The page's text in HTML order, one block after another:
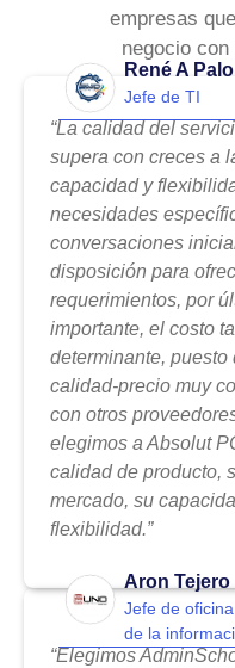
empresas
negocio
René A
Jefe de TI
“La calidad del
supera con creces a
capacidad y
necesidades
conversaciones
disposición para
requerimientos, por
importante, el costo
determinante,
calidad-precio muy
con otros
elegimos a Absolut
calidad de producto,
mercado, su
flexibilidad.”
Aron Tejero
Jefe de
de la
“Elegimos